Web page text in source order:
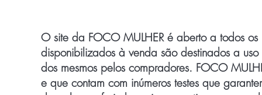
O site da FOCO MULHER é aberto a todos os
disponibilizados à venda são destinados a
dos mesmos pelos compradores. FOCO
e que contam com inúmeros testes que